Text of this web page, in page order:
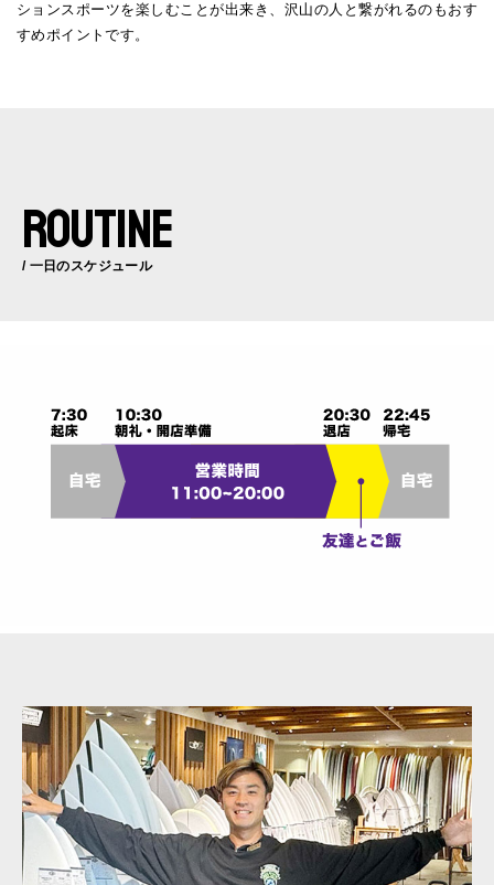
ションスポーツを楽しむことが出来き、沢山の人と繋がれるのもおす
すめポイントです。
ROUTINE
/ 一日のスケジュール